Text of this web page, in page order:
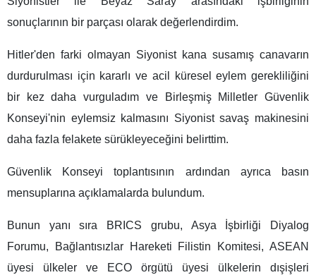
sonuçlarının bir parçası olarak değerlendirdim.
Hitler'den farki olmayan Siyonist kana susamış canavarın
durdurulması için kararlı ve acil küresel eylem gerekliliğini
bir kez daha vurguladım ve Birleşmiş Milletler Güvenlik
Konseyi'nin eylemsiz kalmasını Siyonist savaş makinesini
daha fazla felakete sürükleyeceğini belirttim.
Güvenlik Konseyi toplantısının ardından ayrıca basın
mensuplarına açıklamalarda bulundum.
Bunun yanı sıra BRICS grubu, Asya İşbirliği Diyalog
Forumu, Bağlantısızlar Hareketi Filistin Komitesi, ASEAN
üyesi ülkeler ve ECO örgütü üyesi ülkelerin dışişleri